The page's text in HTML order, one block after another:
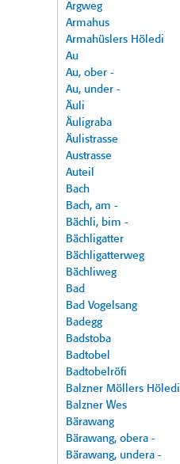
Argweg
Armahus
Armahüslers Höledi
Au
Au, ober -
Au, under -
Äuli
Äuligraba
Äulistrasse
Austrasse
Auteil
Bach
Bach, am -
Bächli, bim -
Bächligatter
Bächligatterweg
Bächliweg
Bad
Bad Vogelsang
Badegg
Badstoba
Badtobel
Badtobelröfi
Balzner Möllers Höledi
Balzner Wes
Bärawang
Bärawang, obera -
Bärawang, undera -